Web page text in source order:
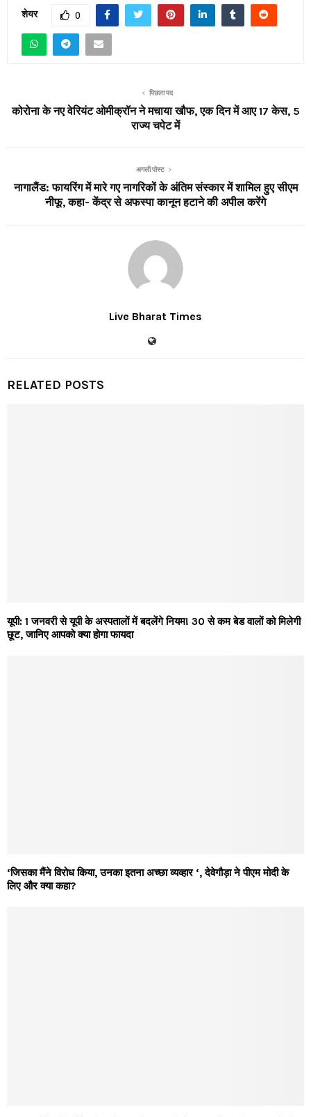
शेयर 0
पिछला पद
कोरोना के नए वेरियंट ओमीक्रॉन ने मचाया खौफ, एक दिन में आए 17 केस, 5
राज्य चपेट में
अगली पोस्ट
नागालैंड: फायरिंग में मारे गए नागरिकों के अंतिम संस्कार में शामिल हुए सीएम
नीफू, कहा- केंद्र से अफस्पा कानून हटाने की अपील करेंगे
Live Bharat Times
RELATED POSTS
यूपी: 1 जनवरी से यूपी के अस्पतालों में बदलेंगे नियम! 30 से कम बेड वालों को मिलेगी
छूट, जानिए आपको क्या होगा फायदा
‘जिसका मैंने विरोध किया, उनका इतना अच्छा व्यव्हार ‘, देवेगौड़ा ने पीएम मोदी के
लिए और क्या कहा?